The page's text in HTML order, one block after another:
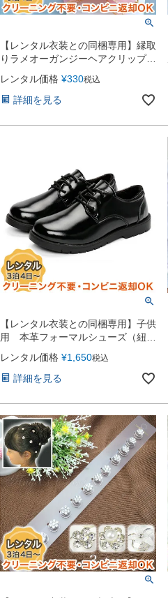
【レンタル衣装との同梱専用】縁取
りラメオーガンジーヘアクリップ
レンタル価格 ¥330税込
詳細を見る
【レンタル衣装との同梱専用】子供
用 本革フォーマルシューズ（紐
靴）（YP056）
レンタル価格 ¥1,650税込
詳細を見る